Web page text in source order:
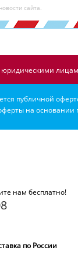
сайта.
публичной
на основании
нам бесплатно!
по России